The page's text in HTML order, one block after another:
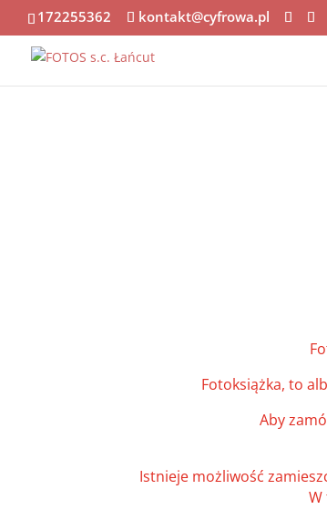
172255362 kontakt@cyfrowa.pl
Fotoksiążka, to
Aby
Istnieje możliwość
W